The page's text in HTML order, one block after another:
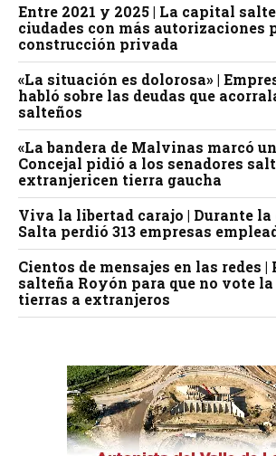
Entre 2021 y 2025 | La capital
ciudades con más autorizaciones
construcción privada
«La situación es dolorosa» |
habló sobre las deudas que
salteños
«La bandera de Malvinas marcó
Concejal pidió a los senadores
extranjericen tierra gaucha
Viva la libertad carajo | Durante
Salta perdió 313 empresas
Cientos de mensajes en las redes |
salteña Royón para que no vote
tierras a extranjeros